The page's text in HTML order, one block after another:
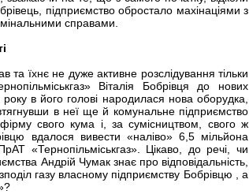
підприємство обростало махінаціями з
справами.
їхнє не дуже активне розслідування тільки
Віталія Бобрівця до нових
в його голові народилася нова оборудка,
в неї ще й комунальне підприємство
свого кума і, за сумісництвом, свого ж
вдалося вивести «наліво» 6,5 мільйона
«Тернопільміськгаз». Цікаво, до речі, чи
Андрій Чумак знає про відповідальність,
газу власному підприємству Бобрівцю , а